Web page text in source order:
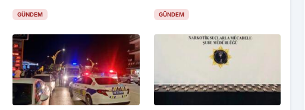
GÜNDEM GÜNDEM